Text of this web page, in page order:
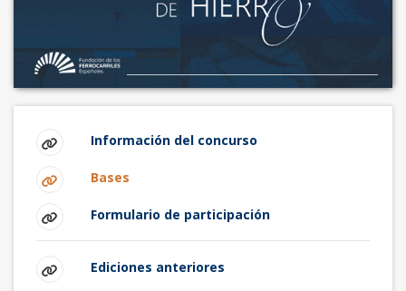
Información del concurso
Bases
Formulario de participación
Ediciones anteriores